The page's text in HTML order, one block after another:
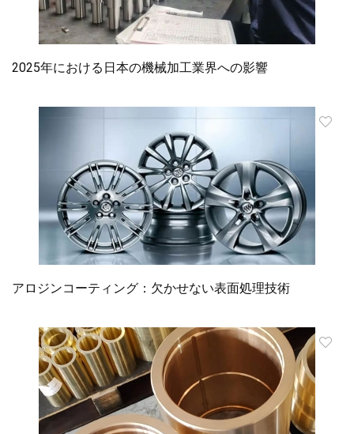
2025年における日本の機械加工業界への影響
アロジンコーティング：欠かせない表面処理技術